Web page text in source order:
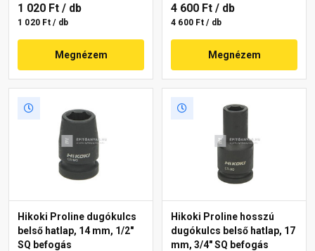
1 020 Ft / db
1 020 Ft / db
Megnézem
4 600 Ft / db
4 600 Ft / db
Megnézem
Hikoki Proline dugókulcs
belső hatlap, 14 mm, 1/2"
SQ befogás
Hikoki Proline hosszú
dugókulcs belső hatlap, 17
mm, 3/4" SQ befogás